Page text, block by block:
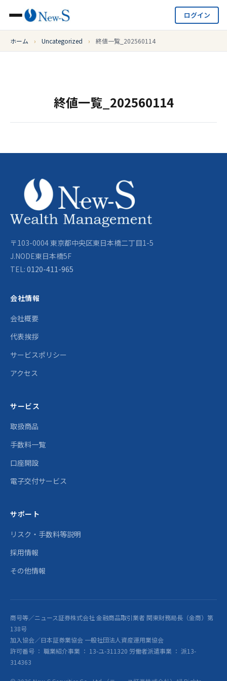
ログイン
ホーム › Uncategorized › 終値一覧_202560114
終値一覧_202560114
〒103-0004 東京都中央区東日本橋二丁目1-5
J.NODE東日本橋5F
TEL: 0120-411-965
会社情報
会社概要
代表挨拶
サービスポリシー
アクセス
サービス
取扱商品
手数料一覧
口座開設
電子交付サービス
サポート
リスク・手数料等説明
採用情報
その他情報
商号等／ニュース証券株式会社 金融商品取引業者 関東財務局長（金商）第
138号
加入協会／日本証券業協会 一般社団法人資産運用業協会
許可番号 ： 職業紹介事業 ： 13-ユ-311320 労働者派遣事業 ： 派13-
314363